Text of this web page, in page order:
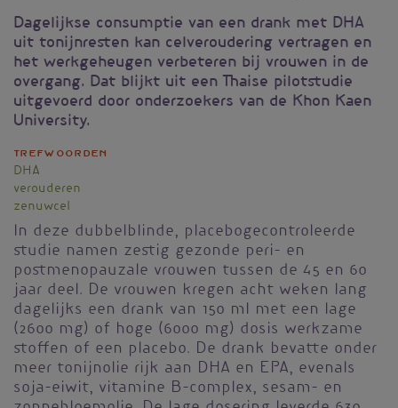
Dagelijkse consumptie van een drank met DHA
uit tonijnresten kan celveroudering vertragen en
het werkgeheugen verbeteren bij vrouwen in de
overgang. Dat blijkt uit een Thaise pilotstudie
uitgevoerd door onderzoekers van de Khon Kaen
University.
Trefwoorden
DHA
verouderen
zenuwcel
In deze dubbelblinde, placebogecontroleerde
studie namen zestig gezonde peri- en
postmenopauzale vrouwen tussen de 45 en 60
jaar deel. De vrouwen kregen acht weken lang
dagelijks een drank van 150 ml met een lage
(2600 mg) of hoge (6000 mg) dosis werkzame
stoffen of een placebo. De drank bevatte onder
meer tonijnolie rijk aan DHA en EPA, evenals
soja-eiwit, vitamine B-complex, sesam- en